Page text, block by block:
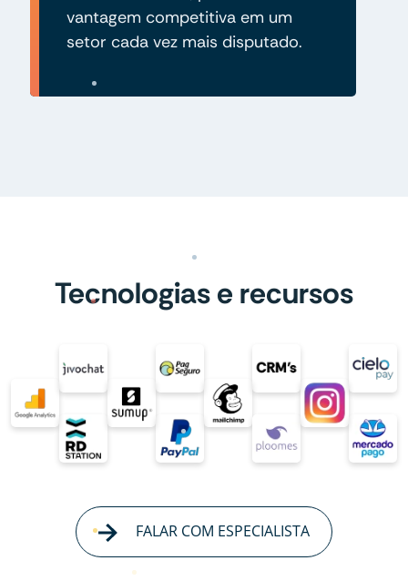
vantagem competitiva em um
setor cada vez mais disputado.
Tecnologias e recursos
FALAR COM ESPECIALISTA